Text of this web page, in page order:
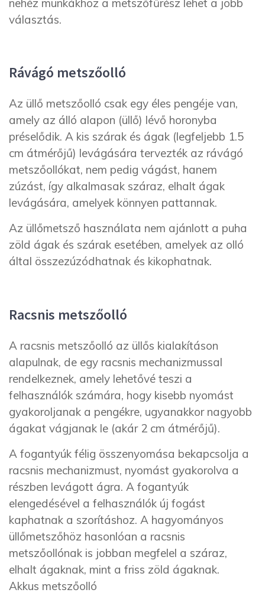
választás.
Rávágó metszőolló
Az üllő metszőolló csak egy éles pengéje van,
amely az álló alapon (üllő) lévő horonyba
préselődik. A kis szárak és ágak (legfeljebb 1.5
cm átmérőjű) levágására tervezték az rávágó
metszőollókat, nem pedig vágást, hanem
zúzást, így alkalmasak száraz, elhalt ágak
levágására, amelyek könnyen pattannak.
Az üllőmetsző használata nem ajánlott a puha
zöld ágak és szárak esetében, amelyek az olló
által összezúzódhatnak és kikophatnak.
Racsnis metszőolló
A racsnis metszőolló az üllős kialakításon
alapulnak, de egy racsnis mechanizmussal
rendelkeznek, amely lehetővé teszi a
felhasználók számára, hogy kisebb nyomást
gyakoroljanak a pengékre, ugyanakkor nagyobb
ágakat vágjanak le (akár 2 cm átmérőjű).
A fogantyúk félig összenyomása bekapcsolja a
racsnis mechanizmust, nyomást gyakorolva a
részben levágott ágra. A fogantyúk
elengedésével a felhasználók új fogást
kaphatnak a szorításhoz. A hagyományos
üllőmetszőhöz hasonlóan a racsnis
metszőollónak is jobban megfelel a száraz,
elhalt ágaknak, mint a friss zöld ágaknak.
Akkus metszőolló